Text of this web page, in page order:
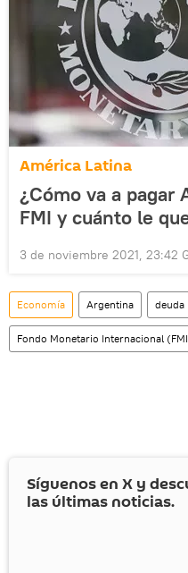
América Latina
¿Cómo va a pagar
FMI y cuánto le
3 de noviembre 2021, 23:42
Economía Argentina deuda
Fondo Monetario Internacional
Síguenos en X y
las últimas noticias.